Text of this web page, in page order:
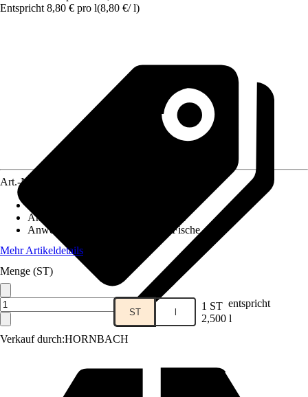
Entspricht 8,80 € pro l(8,80 €/ l)
Verkauf durch:HORNBACH
Art.-Nr.
Anwendung
Neutralisieren, Senken
Anwendungsbereich
Aquarium, Fische
Mehr Artikeldetails
Menge (ST)
ST l 1 ST entspricht
2,500 l